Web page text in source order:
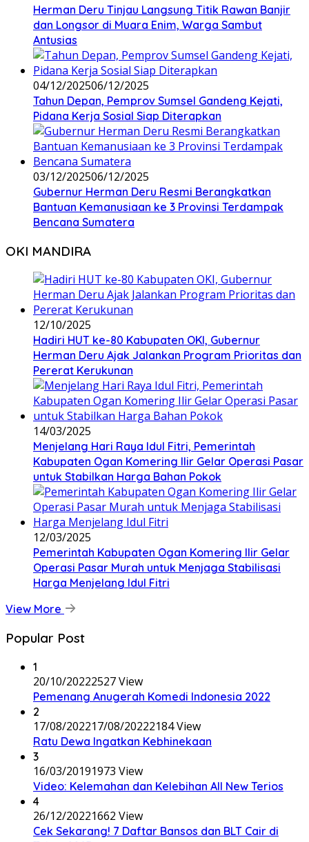
Herman Deru Tinjau Langsung Titik Rawan Banjir
dan Longsor di Muara Enim, Warga Sambut
Antusias
04/12/202506/12/2025
Tahun Depan, Pemprov Sumsel Gandeng Kejati,
Pidana Kerja Sosial Siap Diterapkan
03/12/202506/12/2025
Gubernur Herman Deru Resmi Berangkatkan
Bantuan Kemanusiaan ke 3 Provinsi Terdampak
Bencana Sumatera
OKI MANDIRA
12/10/2025
Hadiri HUT ke-80 Kabupaten OKI, Gubernur
Herman Deru Ajak Jalankan Program Prioritas dan
Pererat Kerukunan
14/03/2025
Menjelang Hari Raya Idul Fitri, Pemerintah
Kabupaten Ogan Komering Ilir Gelar Operasi Pasar
untuk Stabilkan Harga Bahan Pokok
12/03/2025
Pemerintah Kabupaten Ogan Komering Ilir Gelar
Operasi Pasar Murah untuk Menjaga Stabilisasi
Harga Menjelang Idul Fitri
View More
Popular Post
1
20/10/20222527 View
Pemenang Anugerah Komedi Indonesia 2022
2
17/08/202217/08/20222184 View
Ratu Dewa Ingatkan Kebhinekaan
3
16/03/20191973 View
Video: Kelemahan dan Kelebihan All New Terios
4
26/12/20221662 View
Cek Sekarang! 7 Daftar Bansos dan BLT Cair di